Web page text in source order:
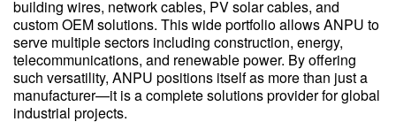
building wires, network cables, PV solar cables, and
custom OEM solutions. This wide portfolio allows ANPU to
serve multiple sectors including construction, energy,
telecommunications, and renewable power. By offering
such versatility, ANPU positions itself as more than just a
manufacturer—it is a complete solutions provider for global
industrial projects.